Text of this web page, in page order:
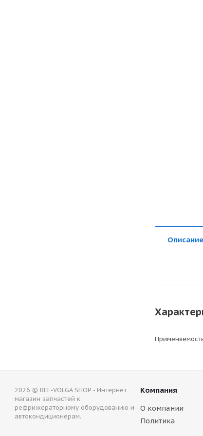
Описание
2026 © REF-VOLGA SHOP - Интернет
магазин запчастей к
рефрижераторному оборудованию и
автокондиционерам.
Компания
О компании
Политика